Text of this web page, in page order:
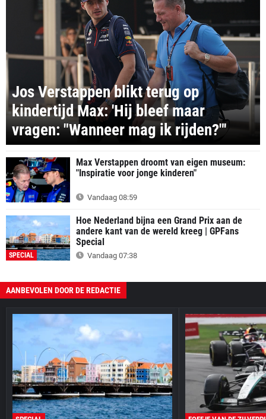
Jos Verstappen blikt terug op
kindertijd Max: 'Hij bleef maar
vragen: "Wanneer mag ik rijden?"'
Max Verstappen droomt van eigen museum:
"Inspiratie voor jonge kinderen"
Vandaag 08:59
SPECIAL
Hoe Nederland bijna een Grand Prix aan de
andere kant van de wereld kreeg | GPFans
Special
Vandaag 07:38
AANBEVOLEN DOOR DE REDACTIE